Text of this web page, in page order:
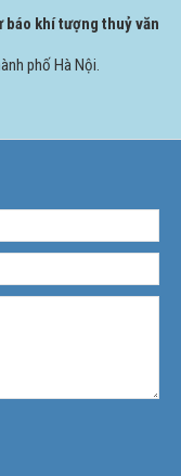
khí tượng thuỷ văn
phố Hà Nội.